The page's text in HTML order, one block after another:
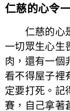
仁慈的心令
仁慈的心是
一切眾生心生
肉，還有一個
看不得屋子裡
定要打死。記
賽，自己拿著